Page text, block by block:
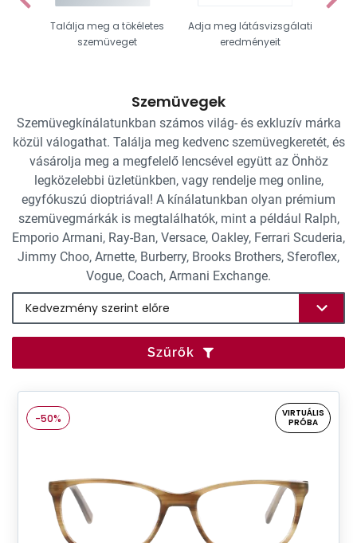
Találja meg a tökéletes
szemüveget
Adja meg látásvizsgálati
eredményeit
Szemüvegek
Szemüvegkínálatunkban számos világ- és exkluzív márka
közül válogathat. Találja meg kedvenc szemüvegkeretét, és
vásárolja meg a megfelelő lencsével együtt az Önhöz
legközelebbi üzletünkben, vagy rendelje meg online,
egyfókuszú dioptriával! A kínálatunkban olyan prémium
szemüvegmárkák is megtalálhatók, mint a például Ralph,
Emporio Armani, Ray-Ban, Versace, Oakley, Ferrari Scuderia,
Jimmy Choo, Arnette, Burberry, Brooks Brothers, Sferoflex,
Vogue, Coach, Armani Exchange.
Szűrők
-50%
VIRTUÁLIS
PRÓBA